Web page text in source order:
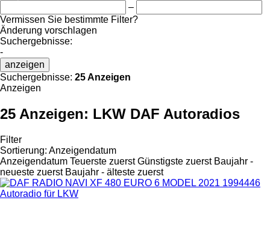
–
Vermissen Sie bestimmte Filter?
Änderung vorschlagen
Suchergebnisse:
-
anzeigen
Suchergebnisse: 25 Anzeigen
Anzeigen
25 Anzeigen: LKW DAF Autoradios
Filter
Sortierung: Anzeigendatum
Anzeigendatum Teuerste zuerst Günstigste zuerst Baujahr -
neueste zuerst Baujahr - älteste zuerst